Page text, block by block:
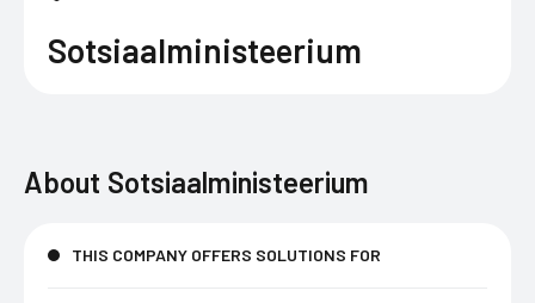
Sotsiaalministeerium
About Sotsiaalministeerium
THIS COMPANY OFFERS SOLUTIONS FOR